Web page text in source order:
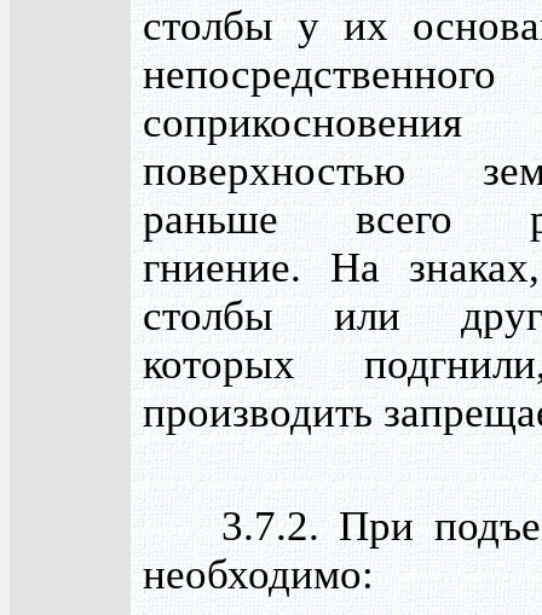
столбы у их
непосредственного
поверхностью
раньше всего
гниение. На
столбы или
которых
производить
3.7.2. При
необходимо: